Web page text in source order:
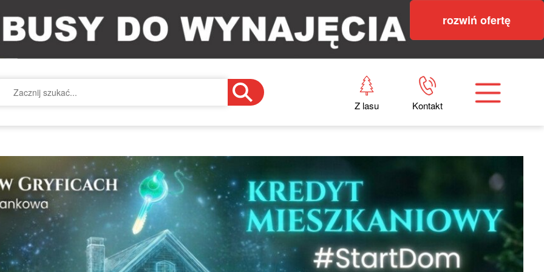
rozwiń ofertę
Z lasu Kontakt